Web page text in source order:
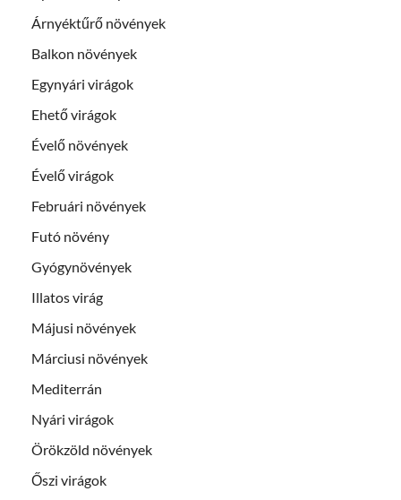
Árnyéktűrő növények
Balkon növények
Egynyári virágok
Ehető virágok
Évelő növények
Évelő virágok
Februári növények
Futó növény
Gyógynövények
Illatos virág
Májusi növények
Márciusi növények
Mediterrán
Nyári virágok
Örökzöld növények
Őszi virágok